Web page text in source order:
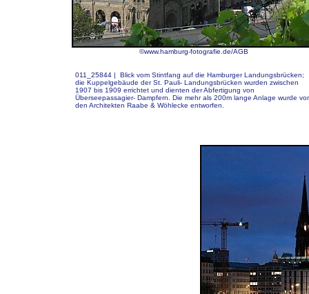
©www.hamburg-fotografie.de/AGB
011_25844 |
Blick vom Stintfang auf die Hamburger Landungsbrücken;
die Kuppelgebäude der St. Pauli- Landungsbrücken wurden zwischen
1907 bis 1909 errichtet und dienten der Abfertigung von
Überseepassagier- Dampfern. Die mehr als 200m lange Anlage wurde
den Architekten Raabe & Wöhlecke entworfen.